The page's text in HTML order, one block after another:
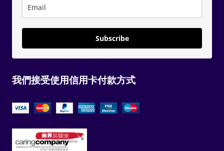
Subscribe
我們接受使用信用卡付款方式